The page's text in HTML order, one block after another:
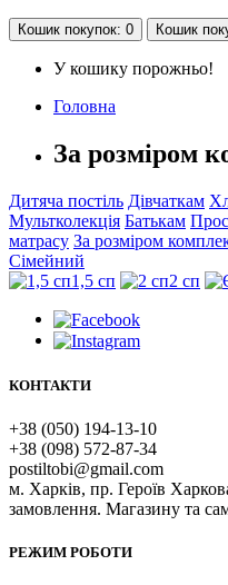
Кошик покупок: 0 Кошик
У кошику порожньо!
Головна
За розміром
Дитяча постіль Дівчаткам
Мультколекція Батькам
матрасу За розміром
Сімейний
1,5 сп
2 сп
КОНТАКТИ
+38 (050) 194-13-10
+38 (098) 572-87-34
postiltobi@gmail.com
м. Харків, пр. Героїв
замовлення. Магазину та
РЕЖИМ РОБОТИ